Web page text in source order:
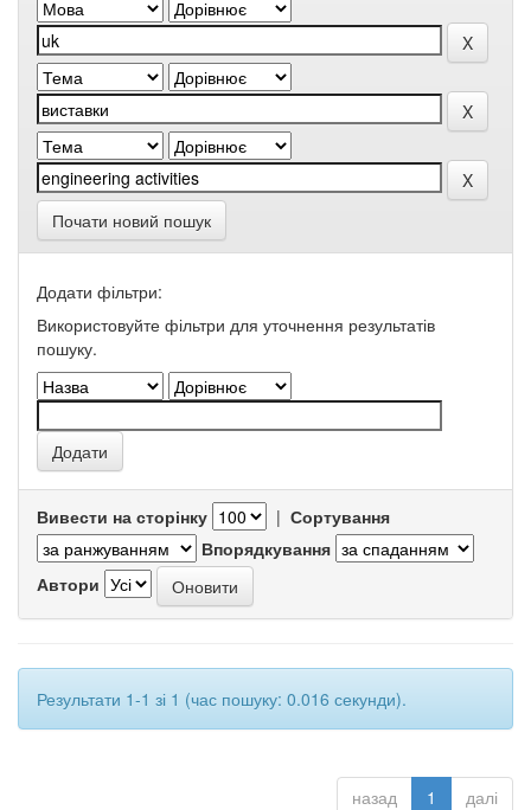
Почати новий пошук
Додати фільтри:
Використовуйте фільтри для уточнення результатів
пошуку.
Вивести на сторінку | Сортування
Впорядкування
Автори
Результати 1-1 зі 1 (час пошуку: 0.016 секунди).
назад 1 далі